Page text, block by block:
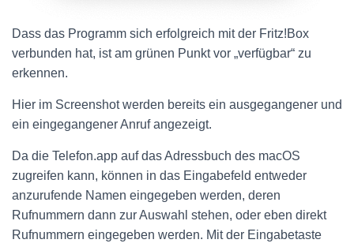
Dass das Programm sich erfolgreich mit der Fritz!Box
verbunden hat, ist am grünen Punkt vor „verfügbar“ zu
erkennen.
Hier im Screenshot werden bereits ein ausgegangener und
ein eingegangener Anruf angezeigt.
Da die Telefon.app auf das Adressbuch des macOS
zugreifen kann, können in das Eingabefeld entweder
anzurufende Namen eingegeben werden, deren
Rufnummern dann zur Auswahl stehen, oder eben direkt
Rufnummern eingegeben werden. Mit der Eingabetaste